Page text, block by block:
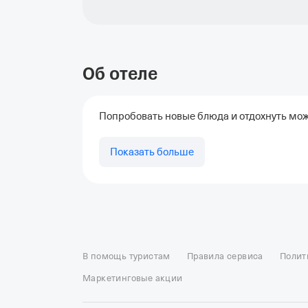
Об отеле
Попробовать новые блюда и отдохнуть
Показать больше
Отель Космос в Москве
Отель Президент
Отель
Отели в Сочи Отели в Ярославле Отели в Абхазии
В помощь туристам Правила сервиса
Маркетинговые акции